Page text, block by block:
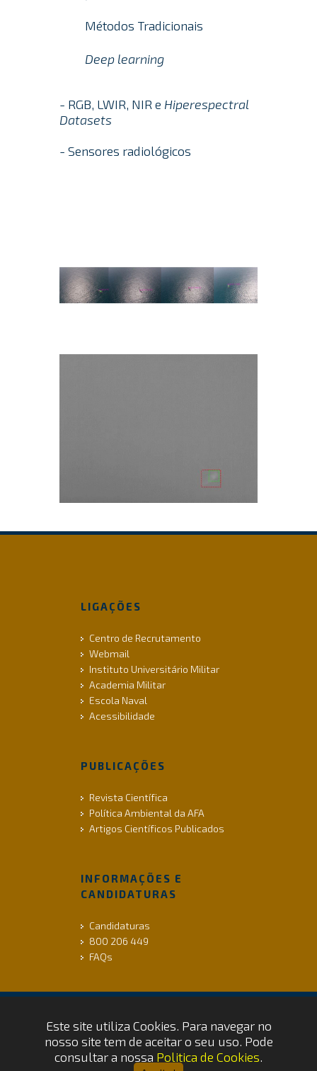
Métodos Tradicionais
Deep learning
- RGB, LWIR, NIR e Hiperespectral
Datasets
- Sensores radiológicos
LIGAÇÕES
Centro de Recrutamento
Webmail
Instituto Universitário Militar
Academia Militar
Escola Naval
Acessibilidade
PUBLICAÇÕES
Revista Científica
Política Ambiental da AFA
Artigos Científicos Publicados
INFORMAÇÕES E
CANDIDATURAS
Candidaturas
800 206 449
FAQs
ACESSIBILIDADE |INFO LEGAL | COOKIES
Copyrights © 2026 by FAP - DCSI -
WEBTEAM
Este site utiliza Cookies. Para navegar no
nosso site tem de aceitar o seu uso. Pode
consultar a nossa Politica de Cookies.